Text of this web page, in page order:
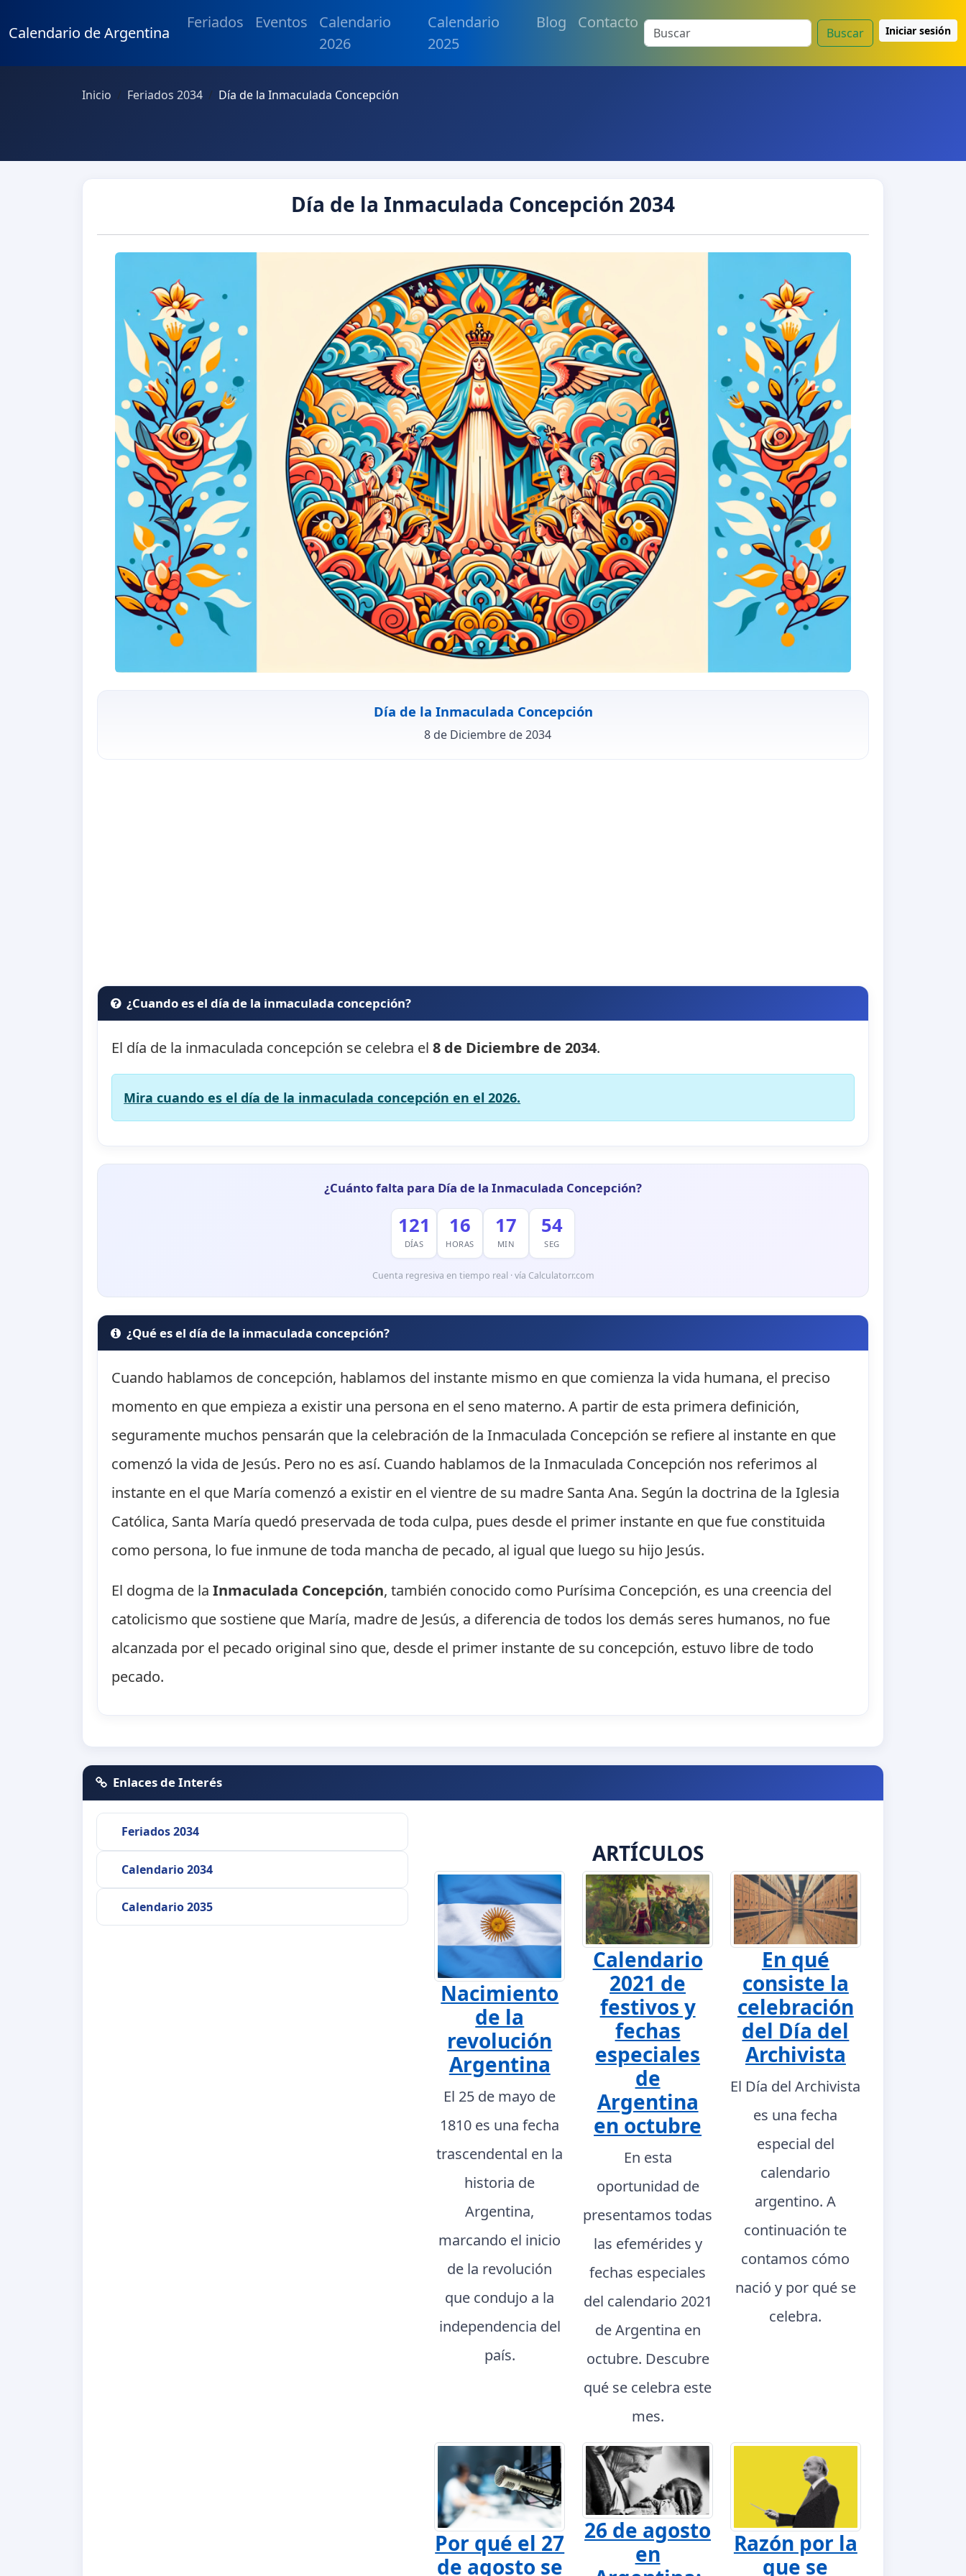
Calendario de Argentina
Feriados Eventos
Calendario
2026
Calendario
2025
Blog Contacto
Buscar Iniciar sesión
Inicio Feriados 2034 Día de la Inmaculada Concepción
Día de la Inmaculada Concepción 2034
Día de la Inmaculada Concepción
8 de Diciembre de 2034
¿Cuando es el día de la inmaculada concepción?
El día de la inmaculada concepción se celebra el8 de Diciembre de 2034.
Mira cuando es el día de la inmaculada concepción en el 2026.
¿Cuánto falta para Día de la Inmaculada Concepción?
121
DÍAS
16
HORAS
17
MIN
53
SEG
Cuenta regresiva en tiempo real · vía Calculatorr.com
¿Qué es el día de la inmaculada concepción?
Cuando hablamos de concepción, hablamos del instante mismo en que comienza la vida humana, el preciso
momento en que empieza a existir una persona en el seno materno. A partir de esta primera definición,
seguramente muchos pensarán que la celebración de la Inmaculada Concepción se refiere al instante en que
comenzó la vida de Jesús. Pero no es así. Cuando hablamos de la Inmaculada Concepción nos referimos al
instante en el que María comenzó a existir en el vientre de su madre Santa Ana. Según la doctrina de la Iglesia
Católica, Santa María quedó preservada de toda culpa, pues desde el primer instante en que fue constituida
como persona, lo fue inmune de toda mancha de pecado, al igual que luego su hijo Jesús.
El dogma de laInmaculada Concepción, también conocido como Purísima Concepción, es una creencia del
catolicismo que sostiene que María, madre de Jesús, a diferencia de todos los demás seres humanos, no fue
alcanzada por el pecado original sino que, desde el primer instante de su concepción, estuvo libre de todo
pecado.
Enlaces de Interés
Feriados 2034
Calendario 2034
Calendario 2035
ARTÍCULOS
Nacimiento
de la
revolución
Argentina
El 25 de mayo de
1810 es una fecha
trascendental en la
historia de
Argentina,
marcando el inicio
de la revolución
que condujo a la
independencia del
país.
Calendario
2021 de
festivos y
fechas
especiales
de
Argentina
en octubre
En esta
oportunidad de
presentamos todas
las efemérides y
fechas especiales
del calendario 2021
de Argentina en
octubre. Descubre
qué se celebra este
mes.
En qué
consiste la
celebración
del Día del
Archivista
El Día del Archivista
es una fecha
especial del
calendario
argentino. A
continuación te
contamos cómo
nació y por qué se
celebra.
Por qué el 27
de agosto se
26 de agosto
en
Razón por la
que se